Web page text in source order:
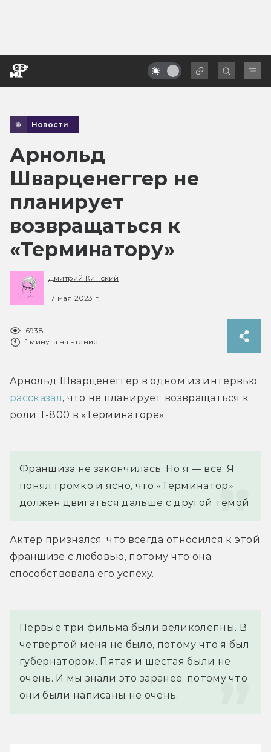
Новости
Арнольд
Шварценеггер не
планирует
возвращаться к
«Терминатору»
Дмитрий Кинский
17 мая 2023 г.
6938
1 минута на чтение
рассказал, что не планирует возвращаться к
роли Т-800 в «Терминаторе».
Франшиза не закончилась. Но я — все. Я
понял громко и ясно, что «Терминатор»
должен двигаться дальше с другой темой.
Актер признался, что всегда относился к этой
франшизе с любовью, потому что она
способствовала его успеху.
Первые три фильма были великолепны. В
четвертой меня не было, потому что я был
губернатором. Пятая и шестая были не
очень. И мы знали это заранее, потому что
они были написаны не очень.